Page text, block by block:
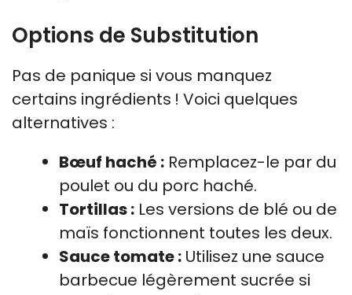
Options de Substitution
Pas de panique si vous manquez
certains ingrédients ! Voici quelques
alternatives :
Bœuf haché : Remplacez-le par du
poulet ou du porc haché.
Tortillas : Les versions de blé ou de
maïs fonctionnent toutes les deux.
Sauce tomate : Utilisez une sauce
barbecue légèrement sucrée si